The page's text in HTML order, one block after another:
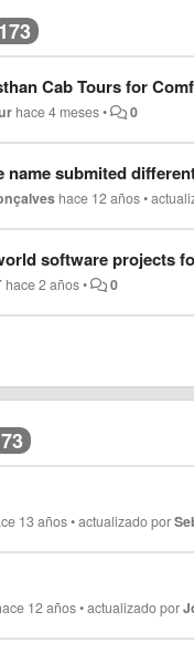
173
Cab Tours for
hace 4 meses• 0
name submited
hace 12 años•
software projects
hace 2 años• 0
13 años•actualizado por
12 años•actualizado por